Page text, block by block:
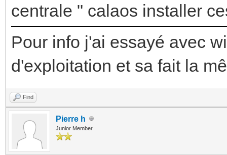
centrale " calaos installer
Pour info j'ai essayé avec
d'exploitation et sa fait la
Find
Pierre h
Junior Member